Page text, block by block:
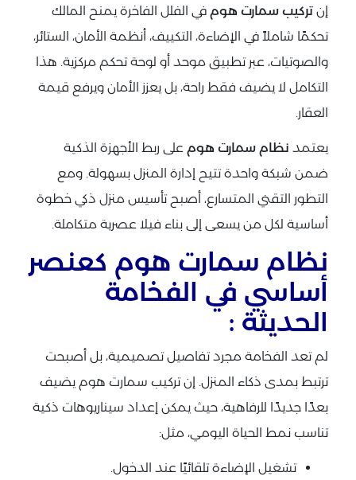
إن تركيب سمارت هوم في الفلل الفاخرة يمنح المالك
تحكمًا شاملاً في الإضاءة، التكييف، أنظمة الأمان، الستائر،
والصوتيات، عبر تطبيق موحد أو لوحة تحكم مركزية. هذا
التكامل لا يضيف فقط راحة، بل يعزز الأمان ويرفع قيمة
العقار.
يعتمد نظام سمارت هوم على ربط الأجهزة الذكية
ضمن شبكة واحدة تتيح إدارة المنزل بسهولة. ومع
التطور التقني المتسارع، أصبح تأسيس منزل ذكي خطوة
أساسية لكل من يسعى إلى بناء فيلا عصرية متكاملة.
نظام سمارت هوم كعنصر
أساسي في الفخامة
الحديثة :
لم تعد الفخامة مجرد تفاصيل تصميمية، بل أصبحت
ترتبط بمدى ذكاء المنزل. إن تركيب سمارت هوم يضيف
بعدًا جديدًا للرفاهية، حيث يمكن إعداد سيناريوهات ذكية
تناسب نمط الحياة اليومي، مثل:
تشغيل الإضاءة تلقائيًا عند الدخول.